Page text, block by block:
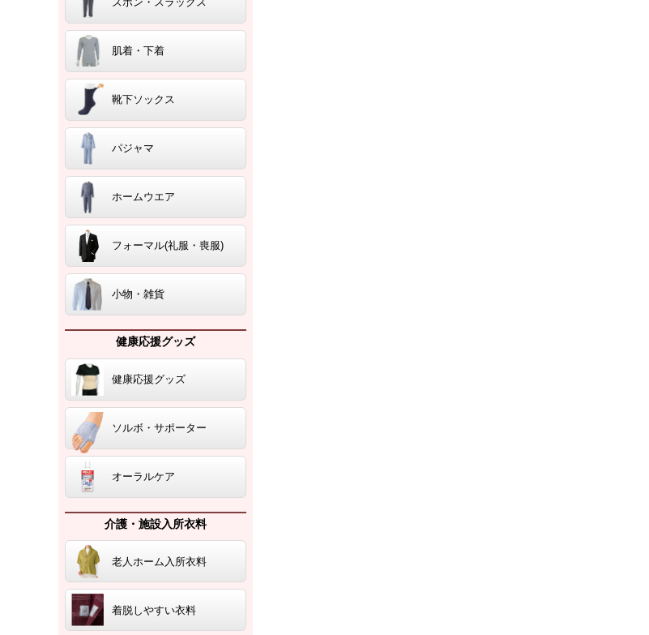
肌着・下着
靴下ソックス
パジャマ
ホームウエア
フォーマル(礼服・喪服)
小物・雑貨
健康応援グッズ
健康応援グッズ
ソルボ・サポーター
オーラルケア
介護・施設入所衣料
老人ホーム入所衣料
着脱しやすい衣料